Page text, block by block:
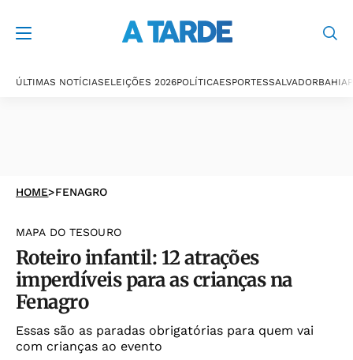
ÚLTIMAS NOTÍCIASELEIÇÕES 2026POLÍTICAESPORTESSALVADORBAHIA
HOME>FENAGRO
MAPA DO TESOURO
Roteiro infantil: 12 atrações
imperdíveis para as crianças na
Fenagro
Essas são as paradas obrigatórias para quem vai
com crianças ao evento